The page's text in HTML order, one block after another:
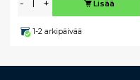
- + Lisää
1-2 arkipäivää